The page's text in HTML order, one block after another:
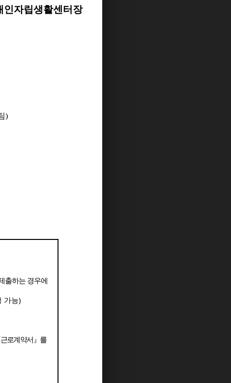
인자립생활센터장
)
출하는 경우에
가능)
근로계약서』 를